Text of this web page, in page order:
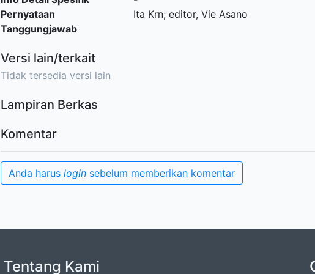
Pernyataan
Tanggungjawab
Ita Krn; editor, Vie Asano
Versi lain/terkait
Tidak tersedia versi lain
Lampiran Berkas
Komentar
Anda harus login sebelum memberikan komentar
Tentang Kami